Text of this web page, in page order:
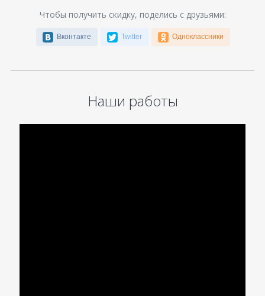
Чтобы получить скидку, поделись с друзьями:
Вконтакте Twitter Одноклассники
Наши работы